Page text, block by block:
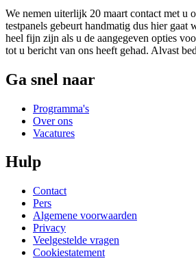
We nemen uiterlijk 20 maart contact met u
testpanels gebeurt handmatig dus hier gaat
heel fijn zijn als u de aangegeven opties
tot u bericht van ons heeft gehad. Alvast
Ga snel naar
Programma's
Over ons
Vacatures
Hulp
Contact
Pers
Algemene voorwaarden
Privacy
Veelgestelde vragen
Cookiestatement